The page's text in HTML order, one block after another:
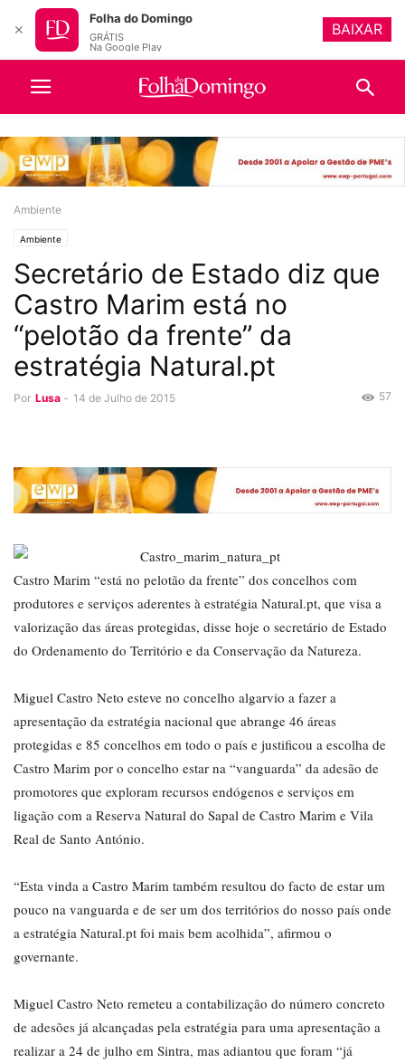
Ambiente
Ambiente
Secretário de Estado diz que
Castro Marim está no
“pelotão da frente” da
estratégia Natural.pt
Por Lusa - 14 de Julho de 2015 57
Castro Marim “está no pelotão da frente” dos concelhos com
produtores e serviços aderentes à estratégia Natural.pt, que visa a
valorização das áreas protegidas, disse hoje o secretário de Estado
do Ordenamento do Território e da Conservação da Natureza.
Miguel Castro Neto esteve no concelho algarvio a fazer a
apresentação da estratégia nacional que abrange 46 áreas
protegidas e 85 concelhos em todo o país e justificou a escolha de
Castro Marim por o concelho estar na “vanguarda” da adesão de
promotores que exploram recursos endógenos e serviços em
ligação com a Reserva Natural do Sapal de Castro Marim e Vila
Real de Santo António.
“Esta vinda a Castro Marim também resultou do facto de estar um
pouco na vanguarda e de ser um dos territórios do nosso país onde
a estratégia Natural.pt foi mais bem acolhida”, afirmou o
governante.
Miguel Castro Neto remeteu a contabilização do número concreto
de adesões já alcançadas pela estratégia para uma apresentação a
realizar a 24 de julho em Sintra, mas adiantou que foram “já
✕
Folha do Domingo
GRÁTIS
Na Google Play
BAIXAR